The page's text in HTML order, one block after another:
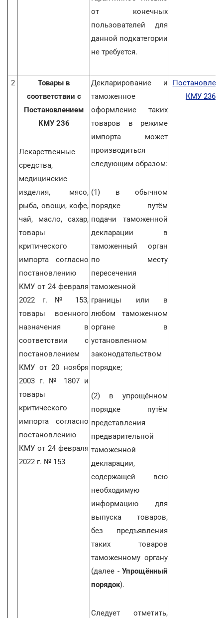
от конечных
пользователей для
данной подкатегории
не требуется.
2
Товары в
соответствии с
Постановлением
КМУ 236
Лекарственные
средства,
медицинские
изделия, мясо,
рыба, овощи, кофе,
чай, масло, сахар,
товары
критического
импорта согласно
постановлению
КМУ от 24 февраля
2022 г. № 153,
товары военного
назначения в
соответствии с
постановлением
КМУ от 20 ноября
2003 г. № 1807 и
товары
критического
импорта согласно
постановлению
КМУ от 24 февраля
2022 г. № 153
Декларирование и
таможенное
оформление таких
товаров в режиме
импорта может
производиться
следующим образом:
(1) в обычном
порядке путём
подачи таможенной
декларации в
таможенный орган
по месту
пересечения
таможенной
границы или в
любом таможенном
органе в
установленном
законодательством
порядке;
(2) в упрощённом
порядке путём
представления
предварительной
таможенной
декларации,
содержащей всю
необходимую
информацию для
выпуска товаров,
без предъявления
таких товаров
таможенному органу
(далее - Упрощённый
порядок).
Следует отметить,
КМУ 236